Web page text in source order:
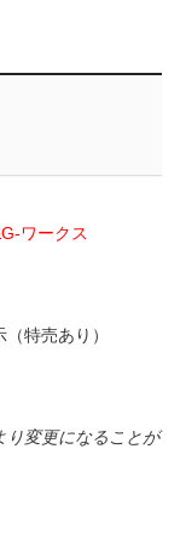
ワークス
特売あり）
変更になることが